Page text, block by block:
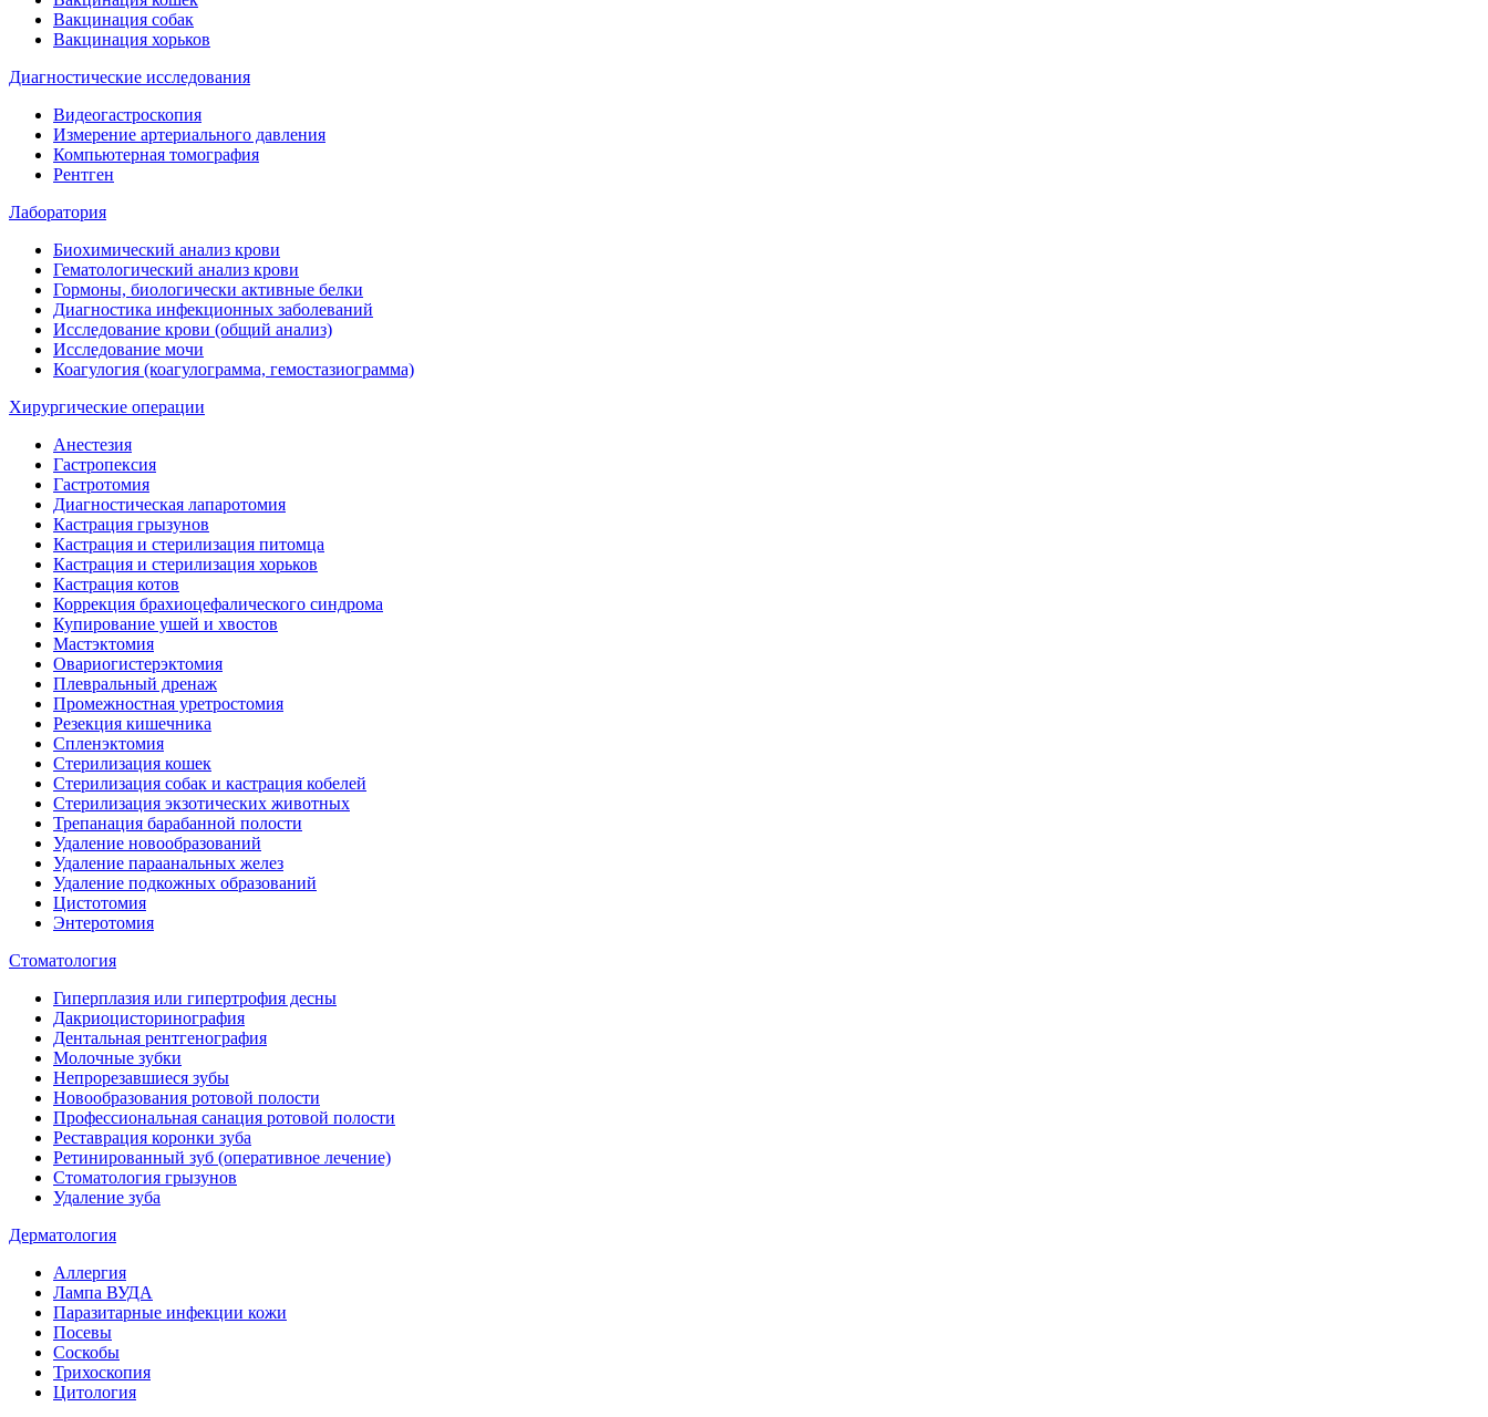
Вакцинация собак
Вакцинация хорьков
Диагностические исследования
Видеогастроскопия
Измерение артериального давления
Компьютерная томография
Рентген
Лаборатория
Биохимический анализ крови
Гематологический анализ крови
Гормоны, биологически активные белки
Диагностика инфекционных заболеваний
Исследование крови (общий анализ)
Исследование мочи
Коагулогия (коагулограмма, гемостазиограмма)
Хирургические операции
Анестезия
Гастропексия
Гастротомия
Диагностическая лапаротомия
Кастрация грызунов
Кастрация и стерилизация питомца
Кастрация и стерилизация хорьков
Кастрация котов
Коррекция брахиоцефалического синдрома
Купирование ушей и хвостов
Мастэктомия
Овариогистерэктомия
Плевральный дренаж
Промежностная уретростомия
Резекция кишечника
Спленэктомия
Стерилизация кошек
Стерилизация собак и кастрация кобелей
Стерилизация экзотических животных
Трепанация барабанной полости
Удаление новообразований
Удаление параанальных желез
Удаление подкожных образований
Цистотомия
Энтеротомия
Стоматология
Гиперплазия или гипертрофия десны
Дакриоцисторинография
Дентальная рентгенография
Молочные зубки
Непрорезавшиеся зубы
Новообразования ротовой полости
Профессиональная санация ротовой полости
Реставрация коронки зуба
Ретинированный зуб (оперативное лечение)
Стоматология грызунов
Удаление зуба
Дерматология
Аллергия
Лампа ВУДА
Паразитарные инфекции кожи
Посевы
Соскобы
Трихоскопия
Цитология